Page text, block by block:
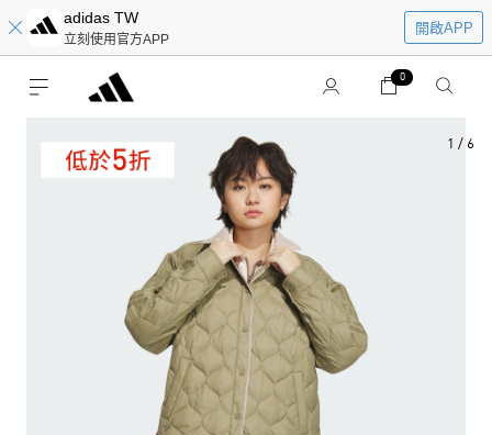
adidas TW
立刻使用官方APP
開啟APP
0
1 / 6